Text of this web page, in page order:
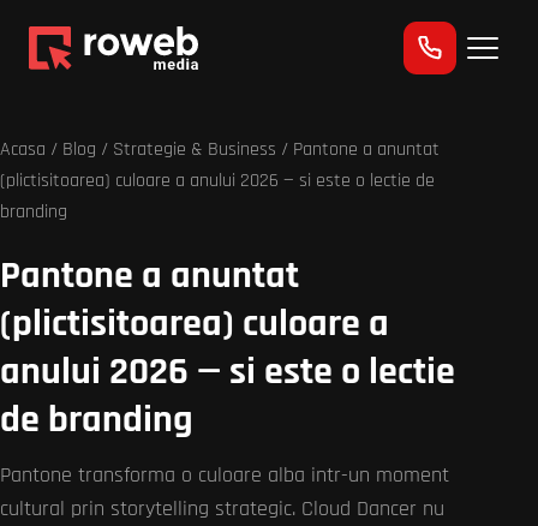
Acasa / Blog / Strategie & Business / Pantone a anuntat
(plictisitoarea) culoare a anului 2026 — si este o lectie de
branding
Pantone a anuntat
(plictisitoarea) culoare a
anului 2026 — si este o lectie
de branding
Pantone transforma o culoare alba intr-un moment
cultural prin storytelling strategic. Cloud Dancer nu